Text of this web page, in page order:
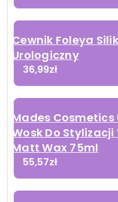
Cewnik Foleya
Urologiczny
36,99zł
Mades
Wosk Do
Matt Wax 75ml
55,57zł